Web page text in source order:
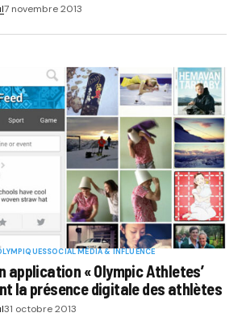
7 novembre 2013
SOCIAL MÉDIA & INFLUENCE
application « Olympic Athletes’
la présence digitale des athlètes
31 octobre 2013